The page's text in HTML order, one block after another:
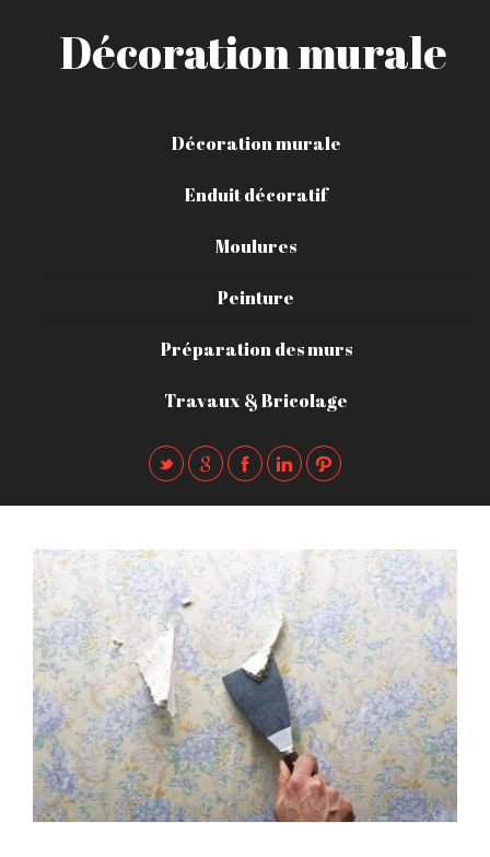
Décoration murale
Décoration murale
Enduit décoratif
Moulures
Peinture
Préparation des murs
Travaux & Bricolage